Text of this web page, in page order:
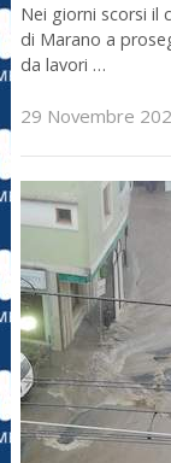
Nei giorni scorsi il
di Marano a
da lavori …
29 Novembre